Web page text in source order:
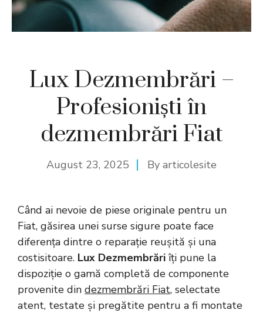
Lux Dezmembrări –
Profesioniști în
dezmembrări Fiat
August 23, 2025 By articolesite
Când ai nevoie de piese originale pentru un
Fiat, găsirea unei surse sigure poate face
diferența dintre o reparație reușită și una
costisitoare. Lux Dezmembrări îți pune la
dispoziție o gamă completă de componente
provenite din dezmembrări Fiat, selectate
atent, testate și pregătite pentru a fi montate